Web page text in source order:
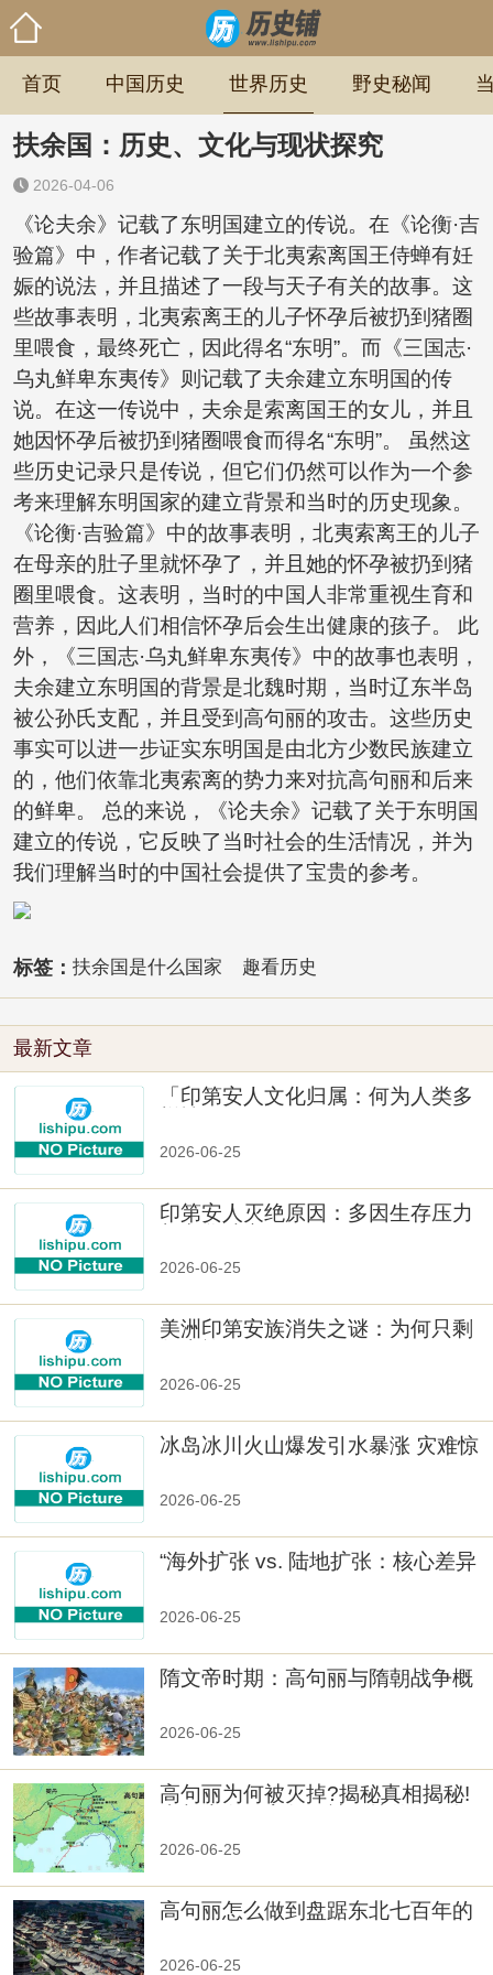
首页 中国历史 世界历史 野史秘闻
扶余国：历史、文化与现状探究
2026-04-06
《论夫余》记载了东明国建立的传说。在《论衡·吉
验篇》中，作者记载了关于北夷索离国王侍蝉有妊
娠的说法，并且描述了一段与天子有关的故事。这
些故事表明，北夷索离王的儿子怀孕后被扔到猪圈
里喂食，最终死亡，因此得名“东明”。而《三国志·
乌丸鲜卑东夷传》则记载了夫余建立东明国的传
说。在这一传说中，夫余是索离国王的女儿，并且
她因怀孕后被扔到猪圈喂食而得名“东明”。 虽然这
些历史记录只是传说，但它们仍然可以作为一个参
考来理解东明国家的建立背景和当时的历史现象。
《论衡·吉验篇》中的故事表明，北夷索离王的儿子
在母亲的肚子里就怀孕了，并且她的怀孕被扔到猪
圈里喂食。这表明，当时的中国人非常重视生育和
营养，因此人们相信怀孕后会生出健康的孩子。 此
外，《三国志·乌丸鲜卑东夷传》中的故事也表明，
夫余建立东明国的背景是北魏时期，当时辽东半岛
被公孙氏支配，并且受到高句丽的攻击。这些历史
事实可以进一步证实东明国是由北方少数民族建立
的，他们依靠北夷索离的势力来对抗高句丽和后来
的鲜卑。 总的来说，《论夫余》记载了关于东明国
建立的传说，它反映了当时社会的生活情况，并为
我们理解当时的中国社会提供了宝贵的参考。
标签： 扶余国是什么国家 趣看历史
最新文章
「印第安人文化归属：何为人类多
2026-06-25
印第安人灭绝原因：多因生存压力
2026-06-25
美洲印第安族消失之谜：为何只剩
2026-06-25
冰岛冰川火山爆发引水暴涨 灾难惊
2026-06-25
“海外扩张 vs. 陆地扩张：核心差异
2026-06-25
隋文帝时期：高句丽与隋朝战争概
2026-06-25
高句丽为何被灭掉?揭秘真相揭秘!
2026-06-25
高句丽怎么做到盘踞东北七百年的
2026-06-25